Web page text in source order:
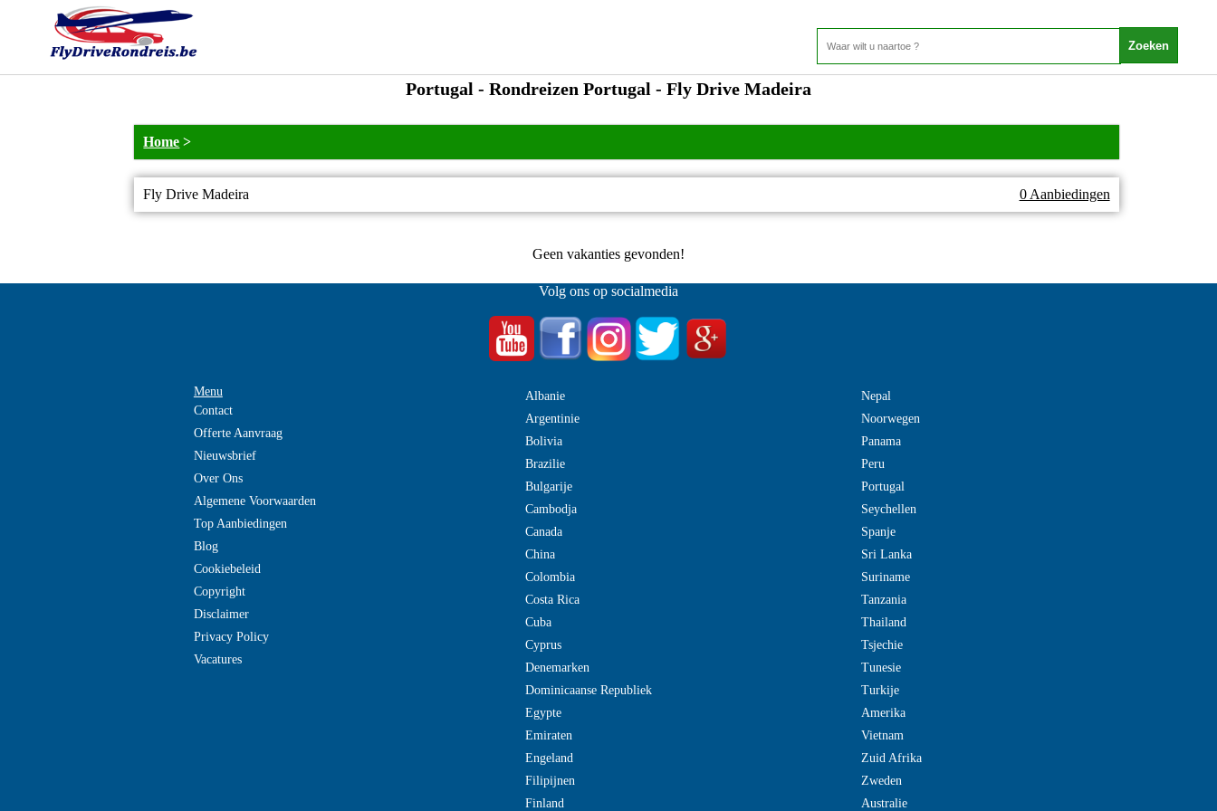
Portugal - Rondreizen Portugal - Fly Drive Madeira
Home >
Fly Drive Madeira 0 Aanbiedingen
Geen vakanties gevonden!
Volg ons op socialmedia
Menu
Contact
Offerte Aanvraag
Nieuwsbrief
Over Ons
Algemene Voorwaarden
Top Aanbiedingen
Blog
Cookiebeleid
Copyright
Disclaimer
Privacy Policy
Vacatures
Albanie
Argentinie
Bolivia
Brazilie
Bulgarije
Cambodja
Canada
China
Colombia
Costa Rica
Cuba
Cyprus
Denemarken
Dominicaanse Republiek
Egypte
Emiraten
Engeland
Filipijnen
Finland
Nepal
Noorwegen
Panama
Peru
Portugal
Seychellen
Spanje
Sri Lanka
Suriname
Tanzania
Thailand
Tsjechie
Tunesie
Turkije
Amerika
Vietnam
Zuid Afrika
Zweden
Australie